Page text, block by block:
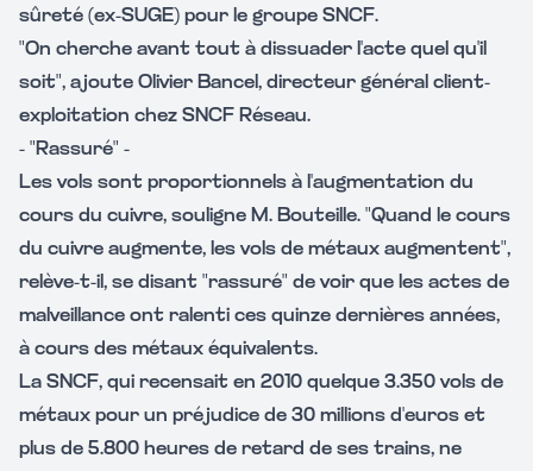
sûreté (ex-SUGE) pour le groupe SNCF.
"On cherche avant tout à dissuader l'acte quel qu'il
soit", ajoute Olivier Bancel, directeur général client-
exploitation chez SNCF Réseau.
- "Rassuré" -
Les vols sont proportionnels à l'augmentation du
cours du cuivre, souligne M. Bouteille. "Quand le cours
du cuivre augmente, les vols de métaux augmentent",
relève-t-il, se disant "rassuré" de voir que les actes de
malveillance ont ralenti ces quinze dernières années,
à cours des métaux équivalents.
La SNCF, qui recensait en 2010 quelque 3.350 vols de
métaux pour un préjudice de 30 millions d'euros et
plus de 5.800 heures de retard de ses trains, ne